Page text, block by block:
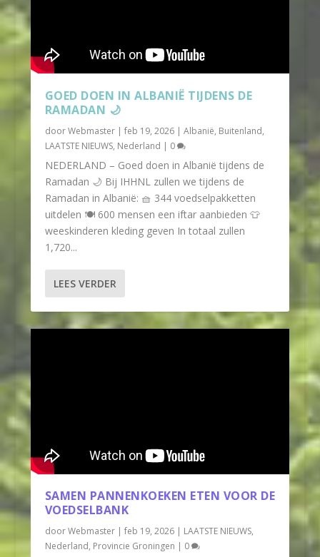
GOED DOEN IN ALBANIË TIJDENS DE
RAMADAN 🌙
doorWebmaster| feb 19, 2026| Albanië, Buitenland,
LAATSTE NIEUWS, Nederland | 0
NEDERLAND – Goed doen in Albanië tijdens de
Ramadan 🌙 Bij IHHNL zullen we tijdens de
Ramadan in Albanië: 🧺 344 voedselpakketten
uitdelen 🍽 600 mensen een iftar aanbieden 👕
weeskinderen kleding geven In totaal zullen
1,720...
LEES VERDER
SAMEN PANNENKOEKEN ETEN VOOR DE
VOEDSELBANK
doorWebmaster| feb 19, 2026| LAATSTE NIEUWS,
Nederland, Provincie Groningen | 0